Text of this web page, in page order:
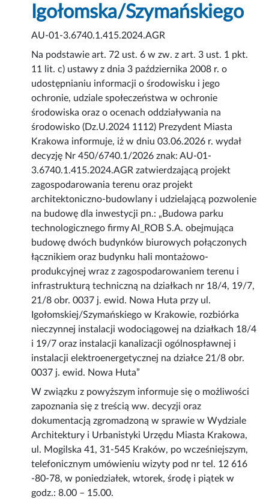
Igołomska/Szymańskiego
AU-01-3.6740.1.415.2024.AGR
Na podstawie art. 72 ust. 6 w zw. z art. 3 ust. 1 pkt.
11 lit. c) ustawy z dnia 3 października 2008 r. o
udostępnianiu informacji o środowisku i jego
ochronie, udziale społeczeństwa w ochronie
środowiska oraz o ocenach oddziaływania na
środowisko (Dz.U.2024 1112) Prezydent Miasta
Krakowa informuje, iż w dniu 03.06.2026 r. wydał
decyzję Nr 450/6740.1/2026 znak: AU-01-
3.6740.1.415.2024.AGR zatwierdzającą projekt
zagospodarowania terenu oraz projekt
architektoniczno-budowlany i udzielającą pozwolenie
na budowę dla inwestycji pn.: „Budowa parku
technologicznego firmy AI_ROB S.A. obejmująca
budowę dwóch budynków biurowych połączonych
łącznikiem oraz budynku hali montażowo-
produkcyjnej wraz z zagospodarowaniem terenu i
infrastrukturą techniczną na działkach nr 18/4, 19/7,
21/8 obr. 0037 j. ewid. Nowa Huta przy ul.
Igołomskiej/Szymańskiego w Krakowie, rozbiórka
nieczynnej instalacji wodociągowej na działkach 18/4
i 19/7 oraz instalacji kanalizacji ogólnospławnej i
instalacji elektroenergetycznej na działce 21/8 obr.
0037 j. ewid. Nowa Huta”
W związku z powyższym informuje się o możliwości
zapoznania się z treścią ww. decyzji oraz
dokumentacją zgromadzoną w sprawie w Wydziale
Architektury i Urbanistyki Urzędu Miasta Krakowa,
ul. Mogilska 41, 31-545 Kraków, po wcześniejszym,
telefonicznym umówieniu wizyty pod nr tel. 12 616
-80-78, w poniedziałek, wtorek, środę i piątek w
godz.: 8.00 – 15.00.